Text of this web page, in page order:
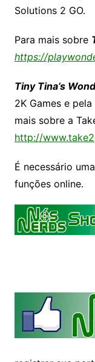
Solutions 2 GO.
Para mais sobre
https://
Tiny Tina’s
2K Games e
mais sobre a
http://
É necessário
funções online.